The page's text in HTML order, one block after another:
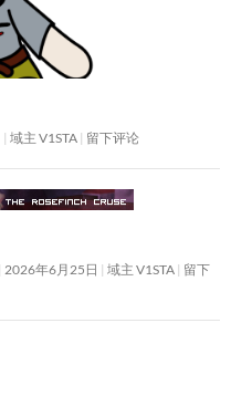
域主 V1STA 留下评论
2026年6月25日 域主 V1STA 留下